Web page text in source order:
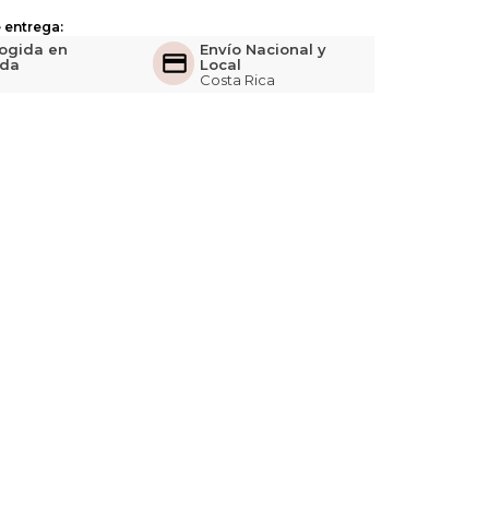
entrega:
en
Envío Nacional y
Local
Costa Rica